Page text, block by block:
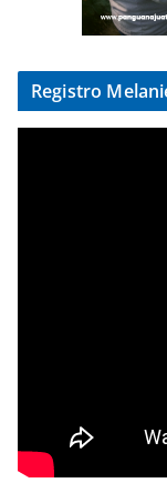
Registro